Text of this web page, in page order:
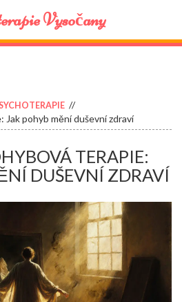
Vysočany
Jak pohyb mění duševní zdraví
TERAPIE:
DUŠEVNÍ ZDRAVÍ